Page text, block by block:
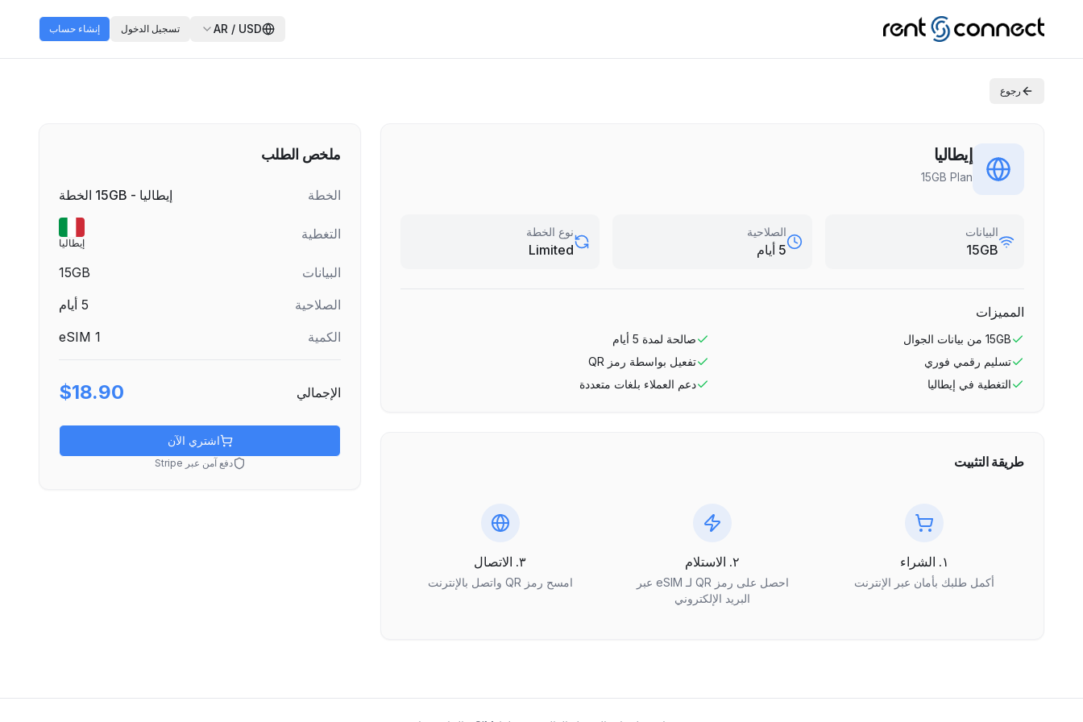
AR / USD تسجيل الدخول إنشاء حساب
رجوع
إيطاليا
15GB Plan
البيانات
15GB
الصلاحية
5 أيام
نوع الخطة
Limited
المميزات
15GB من بيانات الجوال صالحة لمدة 5 أيام
تسليم رقمي فوري
تفعيل بواسطة رمز QR
التغطية في إيطاليا دعم العملاء بلغات متعددة
طريقة التثبيت
١. الشراء
أكمل طلبك بأمان عبر الإنترنت
٢. الاستلام
احصل على رمز QR لـ eSIM عبر
البريد الإلكتروني
٣. الاتصال
امسح رمز QR واتصل بالإنترنت
ملخص الطلب
الخطة إيطاليا - 15GB الخطة
التغطية
إيطاليا
البيانات
15GB
الصلاحية
5 أيام
الكمية
1
الإجمالي $18.90
اشتري الآن
دفع آمن عبر Stripe